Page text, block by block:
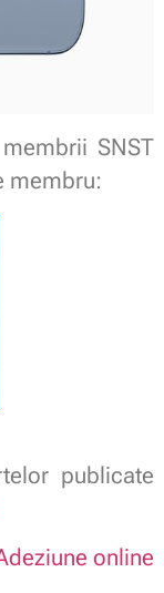
SNST
membru:
publicate
online